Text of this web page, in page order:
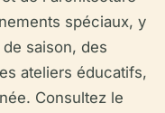
spéciaux, y
saison, des
ateliers éducatifs,
Consultez le